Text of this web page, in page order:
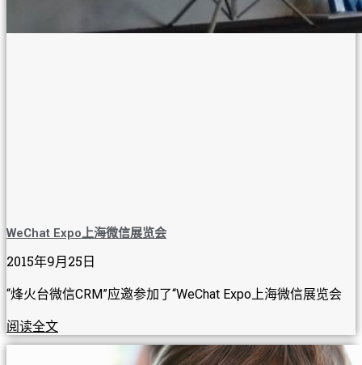
WeChat Expo上海微信展览会
2015年9月25日
“烽火台微信CRM”应邀参加了“WeChat Expo上海微信展览会
阅读全文